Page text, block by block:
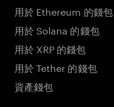
用於 Ethereum 的錢包
用於 Solana 的錢包
用於 XRP 的錢包
用於 Tether 的錢包
資產錢包